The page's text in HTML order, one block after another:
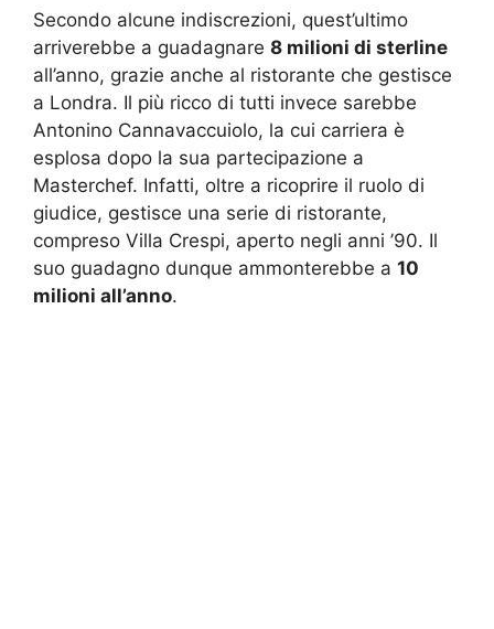
Secondo alcune indiscrezioni, quest’ultimo
arriverebbe a guadagnare 8 milioni di sterline
all’anno, grazie anche al ristorante che gestisce
a Londra. Il più ricco di tutti invece sarebbe
Antonino Cannavaccuiolo, la cui carriera è
esplosa dopo la sua partecipazione a
Masterchef. Infatti, oltre a ricoprire il ruolo di
giudice, gestisce una serie di ristorante,
compreso Villa Crespi, aperto negli anni ’90. Il
suo guadagno dunque ammonterebbe a 10
milioni all’anno.